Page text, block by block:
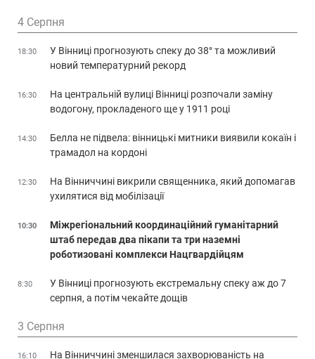
4 Серпня
18:30
У Вінниці прогнозують спеку до 38° та можливий
новий температурний рекорд
16:30
На центральній вулиці Вінниці розпочали заміну
водогону, прокладеного ще у 1911 році
14:30
Белла не підвела: вінницькі митники виявили кокаїн і
трамадол на кордоні
12:30
На Вінниччині викрили священника, який допомагав
ухилятися від мобілізації
10:30
Міжрегіональний координаційний гуманітарний
штаб передав два пікапи та три наземні
роботизовані комплекси Нацгвардійцям
8:30
У Вінниці прогнозують екстремальну спеку аж до 7
серпня, а потім чекайте дощів
3 Серпня
16:10
На Вінниччині зменшилася захворюваність на